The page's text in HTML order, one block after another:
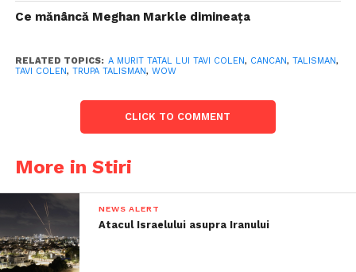
Ce mănâncă Meghan Markle dimineața
RELATED TOPICS: A MURIT TATAL LUI TAVI COLEN, CANCAN, TALISMAN,
TAVI COLEN, TRUPA TALISMAN, WOW
CLICK TO COMMENT
More in Stiri
NEWS ALERT
Atacul Israelului asupra Iranului